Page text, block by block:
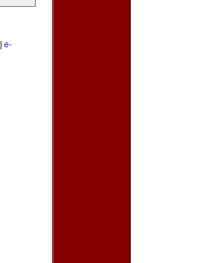
e-